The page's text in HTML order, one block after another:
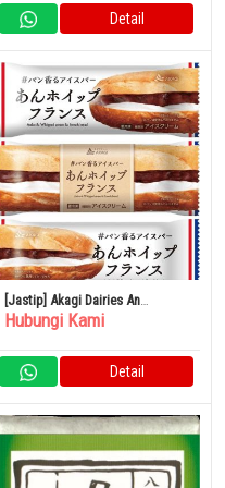
Detail
[Jastip] Akagi Dairies An
Whipped French 75ml x 24
Hubungi Kami
Detail